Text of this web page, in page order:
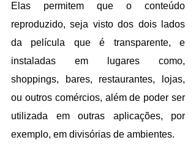
Elas permitem que o conteúdo
reproduzido, seja visto dos dois lados
da película que é transparente, e
instaladas em lugares como,
shoppings, bares, restaurantes, lojas,
ou outros comércios, além de poder ser
utilizada em outras aplicações, por
exemplo, em divisórias de ambientes.